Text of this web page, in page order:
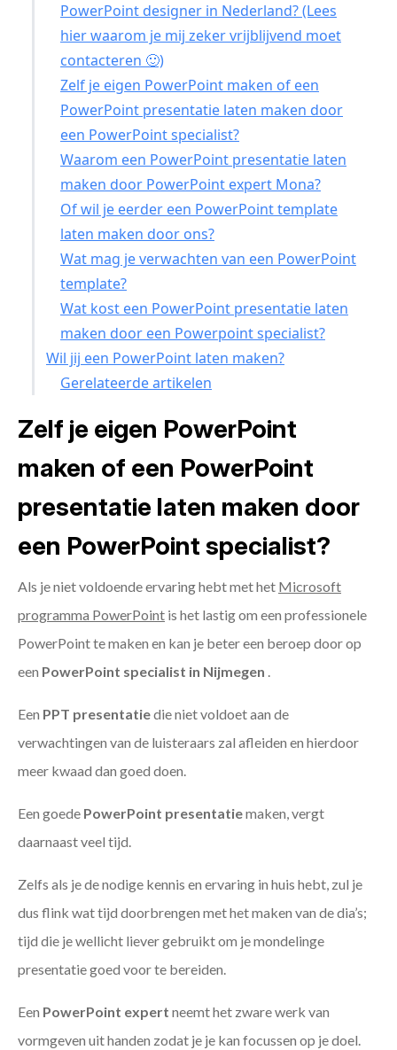
PowerPoint designer in Nederland? (Lees
hier waarom je mij zeker vrijblijvend moet
contacteren 🙂)
Zelf je eigen PowerPoint maken of een
PowerPoint presentatie laten maken door
een PowerPoint specialist?
Waarom een PowerPoint presentatie laten
maken door PowerPoint expert Mona?
Of wil je eerder een PowerPoint template
laten maken door ons?
Wat mag je verwachten van een PowerPoint
template?
Wat kost een PowerPoint presentatie laten
maken door een Powerpoint specialist?
Wil jij een PowerPoint laten maken?
Gerelateerde artikelen
Zelf je eigen PowerPoint
maken of een PowerPoint
presentatie laten maken door
een PowerPoint specialist?
Als je niet voldoende ervaring hebt met het Microsoft
programma PowerPoint is het lastig om een professionele
PowerPoint te maken en kan je beter een beroep door op
een PowerPoint specialist in Nijmegen .
Een PPT presentatiedie niet voldoet aan de
verwachtingen van de luisteraars zal afleiden en hierdoor
meer kwaad dan goed doen.
Een goede PowerPoint presentatiemaken, vergt
daarnaast veel tijd.
Zelfs als je de nodige kennis en ervaring in huis hebt, zul je
dus flink wat tijd doorbrengen met het maken van de dia’s;
tijd die je wellicht liever gebruikt om je mondelinge
presentatie goed voor te bereiden.
Een PowerPoint expert neemt het zware werk van
vormgeven uit handen zodat je je kan focussen op je doel.